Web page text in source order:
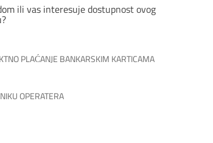
ili vas interesuje dostupnost ovog
PLAĆANJE BANKARSKIM KARTICAMA
OPERATERA